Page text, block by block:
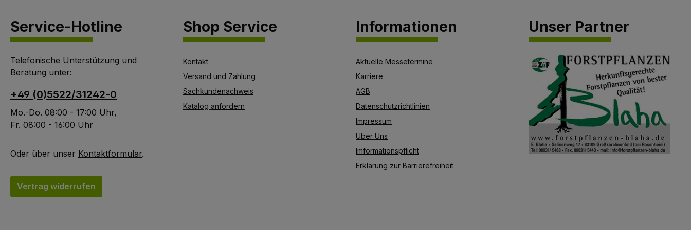
z gegen radioaktive
Partikel, antistatisch.
Größen: S=46/48;
M=50/52; L= 54/56;
62/64; XXXL=66/68
Service-Hotline
Telefonische Unterstützung und
Beratung unter:
+49 (0)5522/31242-0
Mo.-Do. 08:00 - 17:00 Uhr,
Fr. 08:00 - 16:00 Uhr
Oder über unser Kontaktformular.
Vertrag widerrufen
Shop Service
Kontakt
Versand und Zahlung
Sachkundenachweis
Katalog anfordern
Informationen
Aktuelle Messetermine
Karriere
AGB
Datenschutzrichtlinien
Impressum
Über Uns
Imformationspflicht
Erklärung zur Barrierefreiheit
Unser Partner